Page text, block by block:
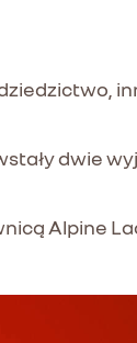
dwie
Alpine